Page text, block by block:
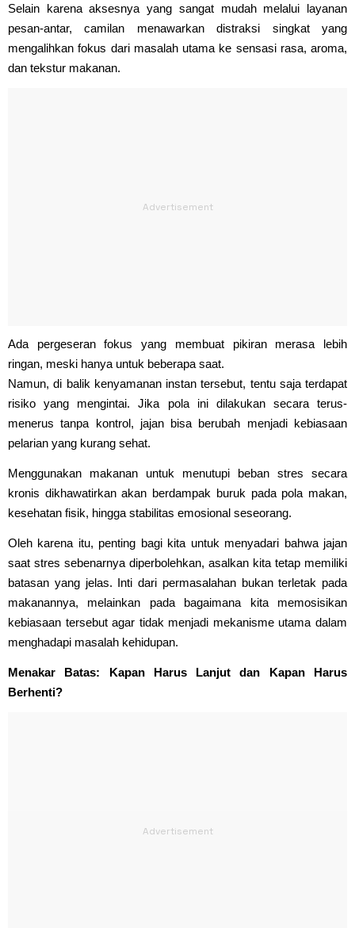
Selain karena aksesnya yang sangat mudah melalui layanan
pesan-antar, camilan menawarkan distraksi singkat yang
mengalihkan fokus dari masalah utama ke sensasi rasa, aroma,
dan tekstur makanan.
Ada pergeseran fokus yang membuat pikiran merasa lebih
ringan, meski hanya untuk beberapa saat.
Namun, di balik kenyamanan instan tersebut, tentu saja terdapat
risiko yang mengintai. Jika pola ini dilakukan secara terus-
menerus tanpa kontrol, jajan bisa berubah menjadi kebiasaan
pelarian yang kurang sehat.
Menggunakan makanan untuk menutupi beban stres secara
kronis dikhawatirkan akan berdampak buruk pada pola makan,
kesehatan fisik, hingga stabilitas emosional seseorang.
Oleh karena itu, penting bagi kita untuk menyadari bahwa jajan
saat stres sebenarnya diperbolehkan, asalkan kita tetap memiliki
batasan yang jelas. Inti dari permasalahan bukan terletak pada
makanannya, melainkan pada bagaimana kita memosisikan
kebiasaan tersebut agar tidak menjadi mekanisme utama dalam
menghadapi masalah kehidupan.
Menakar Batas: Kapan Harus Lanjut dan Kapan Harus
Berhenti?